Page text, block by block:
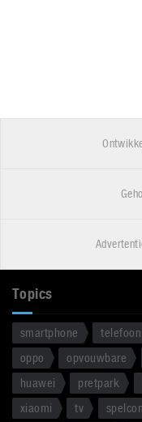
Topics
smartphone telefoon
oppo
opvouwbare
huawei
pretpark
xiaomi
tv